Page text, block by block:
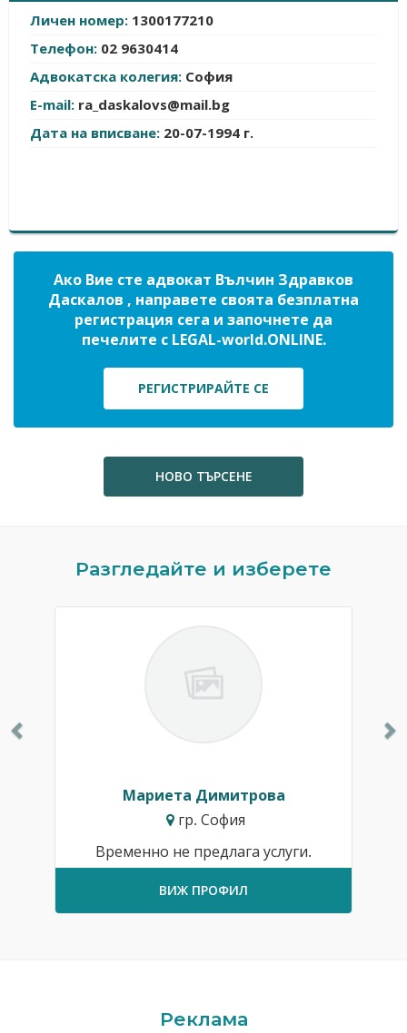
Личен номер: 1300177210
Телефон: 02 9630414
Адвокатска колегия: София
E-mail: ra_daskalovs@mail.bg
Дата на вписване: 20-07-1994 г.
Ако Вие сте адвокат Вълчин Здравков
Даскалов , направете своята безплатна
регистрация сега и започнете да
печелите с LEGAL-world.ONLINE.
РЕГИСТРИРАЙТЕ СЕ
НОВО ТЪРСЕНЕ
Разгледайте и изберете
Мариета Димитрова
гр. София
Временно не предлага услуги.
ВИЖ ПРОФИЛ
Реклама